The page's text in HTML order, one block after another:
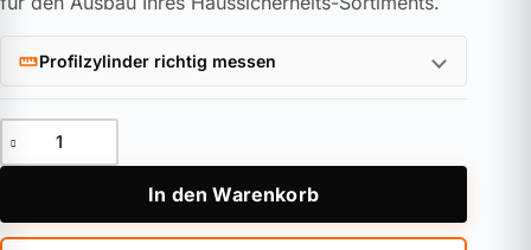
Profilzylinder richtig messen
Zahlenschloss 183AL/45 Menge
In den Warenkorb